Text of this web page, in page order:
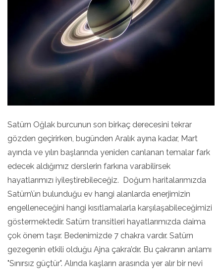
Satürn Oğlak burcunun son birkaç derecesini tekrar
gözden geçirirken, bugünden Aralık ayına kadar, Mart
ayında ve yılın başlarında yeniden canlanan temalar fark
edecek aldığımız derslerin farkına varabilirsek
hayatlarımızı iyileştirebileceğiz. Doğum haritalarımızda
Satürn’ün bulunduğu ev hangi alanlarda enerjimizin
engelleneceğini hangi kısıtlamalarla karşılaşabileceğimizi
göstermektedir. Satürn transitleri hayatlarımızda daima
çok önem taşır. Bedenimizde 7 chakra vardır. Satürn
gezegenin etkili olduğu Ajna çakra’dır. Bu çakranın anlamı
"Sınırsız güçtür". Alında kaşların arasında yer alır bir nevi